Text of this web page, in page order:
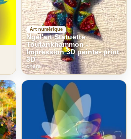
Art numérique
Ngel'art Statuette
Toutankhammon -
Impression 3D peinte- print
3D
chara